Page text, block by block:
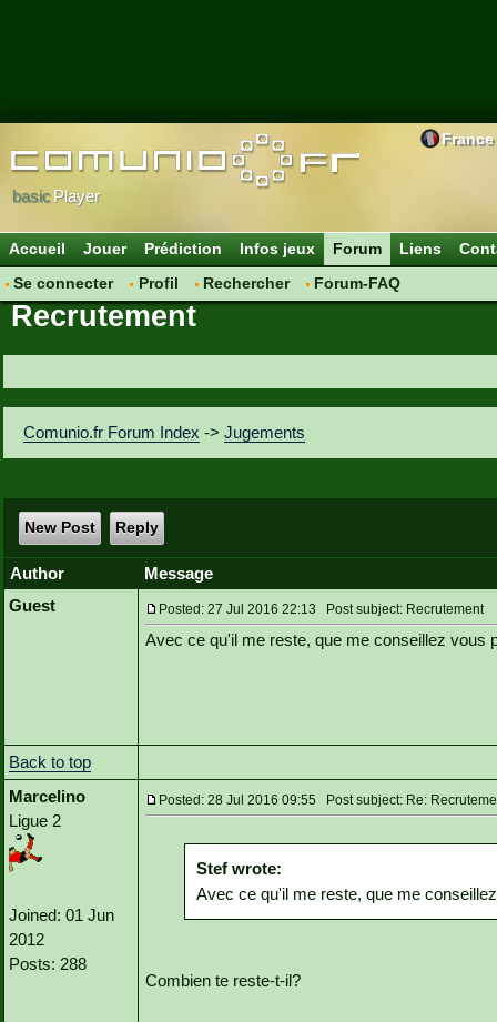
France
basicPlayer
Accueil Jouer Prédiction Infos jeux
Forum
Se connecter
Profil Rechercher Forum-FAQ
Liens
Recrutement
Comunio.fr Forum Index ->Jugements
New Post Reply
Author
Message
Guest
Posted: 27 Jul 2016 22:13 Post subject: Recrutement
Avec ce qu'il me reste, que me conseillez vous
Back to top
Marcelino
Ligue 2
Joined: 01 Jun
2012
Posts: 288
Posted: 28 Jul 2016 09:55 Post subject: Re:
Stef wrote:
Avec ce qu'il me reste, que me
Combien te reste-t-il?